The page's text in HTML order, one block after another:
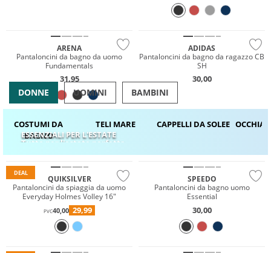
ARENA
Pantaloncini da bagno da uomo
Fundamentals
31,95
ADIDAS
Pantaloncini da bagno da ragazzo CB
SH
30,00
ESSENZIALI PER L'ESTATE
Tutto per l'estate perfetta
DONNE UOMINI BAMBINI
COSTUMI DA
BAGNO
TELI MARE CAPPELLI DA SOLEE
DEAL
Prezzo & Valore
QUIKSILVER
Pantaloncini da spiaggia da uomo
Everyday Holmes Volley 16"
PVC40,00 29,99
SPEEDO
Pantaloncini da bagno uomo
Essential
30,00